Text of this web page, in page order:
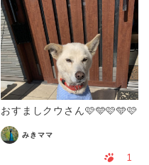
おすましクウさん🩷🩵🩷🩵🩷
みきママ
1